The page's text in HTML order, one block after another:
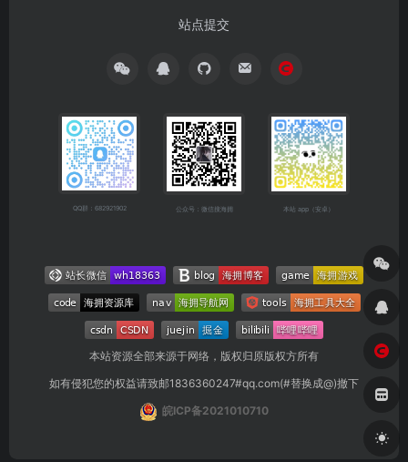
站点提交
QQ群：682921902 公众号：微信搜海拥 本站 app（安卓）
本站资源全部来源于网络，版权归原版权方所有
如有侵犯您的权益请致邮1836360247#qq.com(#替换成@)撤下
皖ICP备2021010710